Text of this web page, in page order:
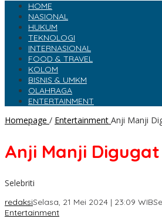
HOME
NASIONAL
HUKUM
TEKNOLOGI
INTERNASIONAL
FOOD & TRAVEL
KOLOM
BISNIS & UMKM
OLAHRAGA
ENTERTAINMENT
Homepage / Entertainment Anji Manji
Anji Manji Digugat
Selebriti
redaksiSelasa, 21 Mei 2024 | 23:09 WIB
Entertainment